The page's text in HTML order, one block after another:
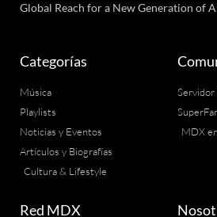
Global Reach for a New Generation of
Categorías
Música
Playlists
Noticias y Eventos
Artículos y Biografías
Cultura & Lifestyle
MDX
Red MDX